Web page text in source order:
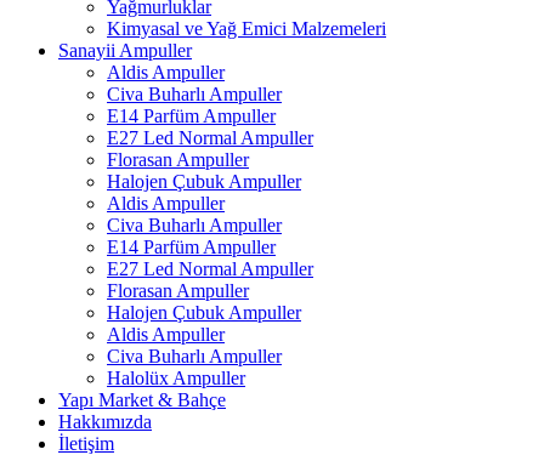
Yağmurluklar
Kimyasal ve Yağ Emici Malzemeleri
Sanayii Ampuller
Aldis Ampuller
Civa Buharlı Ampuller
E14 Parfüm Ampuller
E27 Led Normal Ampuller
Florasan Ampuller
Halojen Çubuk Ampuller
Aldis Ampuller
Civa Buharlı Ampuller
E14 Parfüm Ampuller
E27 Led Normal Ampuller
Florasan Ampuller
Halojen Çubuk Ampuller
Aldis Ampuller
Civa Buharlı Ampuller
Halolüx Ampuller
Yapı Market & Bahçe
Hakkımızda
İletişim